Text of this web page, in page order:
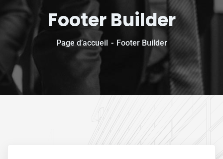
Footer Builder
Page d’accueil Footer Builder